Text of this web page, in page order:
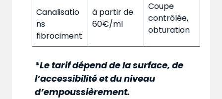
Canalisatio
ns
fibrociment
à partir de
60€/ml
Coupe
contrôlée,
obturation
*Le tarif dépend de la surface, de
l’accessibilité et du niveau
d’empoussièrement.